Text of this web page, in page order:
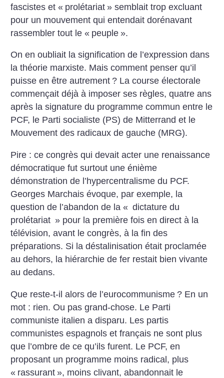
fascistes et « prolétariat » semblait trop excluant
pour un mouvement qui entendait dorénavant
rassembler tout le « peuple ».
On en oubliait la signification de l’expression dans
la théorie marxiste. Mais comment penser qu’il
puisse en être autrement ? La course électorale
commençait déjà à imposer ses règles, quatre ans
après la signature du programme commun entre le
PCF, le ­Parti socialiste (PS) de Mitterrand et le
Mouvement des radicaux de gauche (MRG).
Pire : ce congrès qui devait acter une renaissance
démocratique fut surtout une énième
démonstration de l’hyper­centralisme du PCF.
Georges ­Marchais évoque, par exemple, la
question de l’abandon de la « dictature du
prolétariat » pour la première fois en direct à la
télévision, avant le congrès, à la fin des
préparations. Si la déstalinisation était proclamée
au dehors, la hiérarchie de fer restait bien vivante
au dedans.
Que reste-t-il alors de l’eurocommunisme ? En un
mot : rien. Ou pas grand-chose. Le Parti
communiste italien a disparu. Les partis
communistes espagnols et français ne sont plus
que ­l’ombre de ce qu’ils furent. Le PCF, en
proposant un programme moins radical, plus
« rassurant », moins clivant, abandonnait le